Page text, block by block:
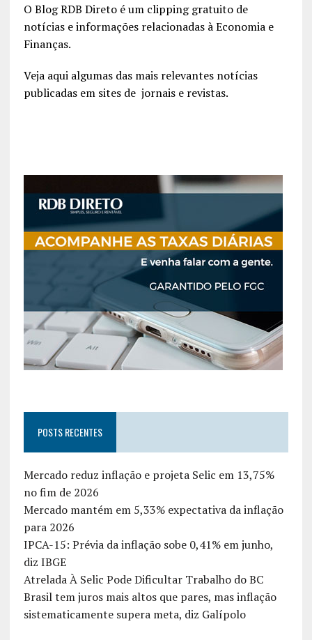
O Blog RDB Direto é um clipping gratuito de
notícias e informações relacionadas à Economia e
Finanças.
Veja aqui algumas das mais relevantes notícias
publicadas em sites de jornais e revistas.
POSTS RECENTES
Mercado reduz inflação e projeta Selic em 13,75%
no fim de 2026
Mercado mantém em 5,33% expectativa da inflação
para 2026
IPCA-15: Prévia da inflação sobe 0,41% em junho,
diz IBGE
Atrelada À Selic Pode Dificultar Trabalho do BC
Brasil tem juros mais altos que pares, mas inflação
sistematicamente supera meta, diz Galípolo